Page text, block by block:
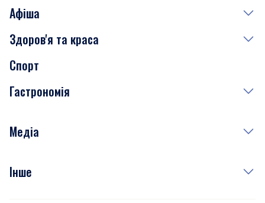
Афіша
Сьогодні
Завтра
Субота
Здоров'я та краса
Медицина
Краса
Спорт
Гастрономія
Рецепти
Медіа
Фото
Інше